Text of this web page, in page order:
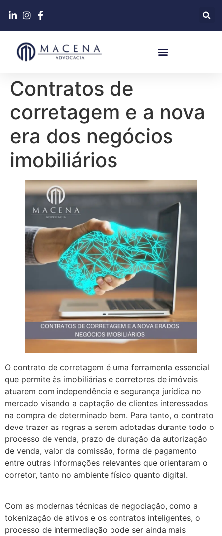
Contratos de
corretagem e a nova
era dos negócios
imobiliários
O contrato de corretagem é uma ferramenta essencial
que permite às imobiliárias e corretores de imóveis
atuarem com independência e segurança jurídica no
mercado visando a captação de clientes interessados
na compra de determinado bem. Para tanto, o contrato
deve trazer as regras a serem adotadas durante todo o
processo de venda, prazo de duração da autorização
de venda, valor da comissão, forma de pagamento
entre outras informações relevantes que orientaram o
corretor, tanto no ambiente físico quanto digital.
Com as modernas técnicas de negociação, como a
tokenização de ativos e os contratos inteligentes, o
processo de intermediação pode ser ainda mais